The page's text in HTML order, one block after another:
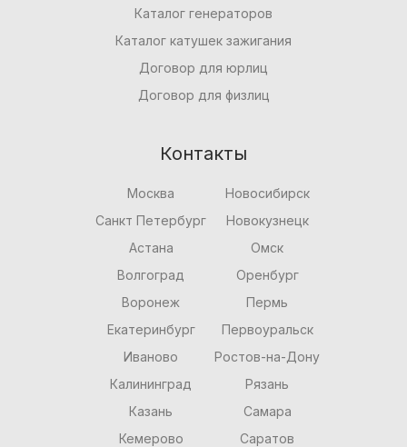
Каталог генераторов
Каталог катушек зажигания
Договор для юрлиц
Договор для физлиц
Контакты
Москва
Санкт Петербург
Астана
Волгоград
Воронеж
Екатеринбург
Иваново
Калининград
Казань
Кемерово
Новосибирск
Новокузнецк
Омск
Оренбург
Пермь
Первоуральск
Ростов-на-Дону
Рязань
Самара
Саратов